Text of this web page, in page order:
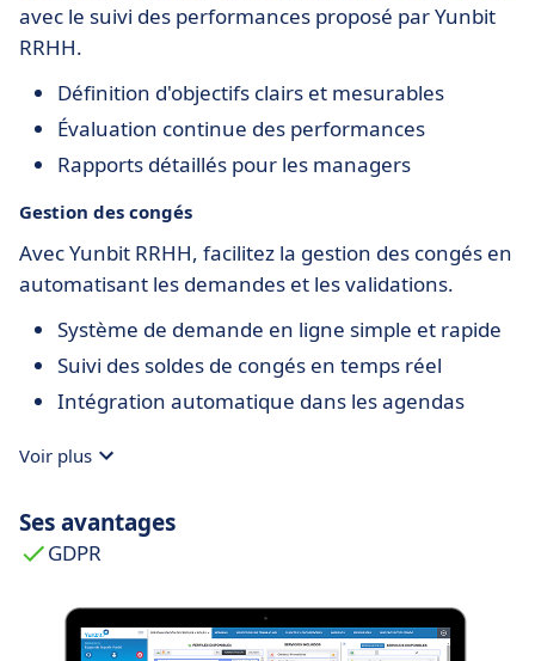
avec le suivi des performances proposé par Yunbit
RRHH.
Définition d'objectifs clairs et mesurables
Évaluation continue des performances
Rapports détaillés pour les managers
Gestion des congés
Avec Yunbit RRHH, facilitez la gestion des congés en
automatisant les demandes et les validations.
Système de demande en ligne simple et rapide
Suivi des soldes de congés en temps réel
Intégration automatique dans les agendas
Voir plus
Ses avantages
GDPR